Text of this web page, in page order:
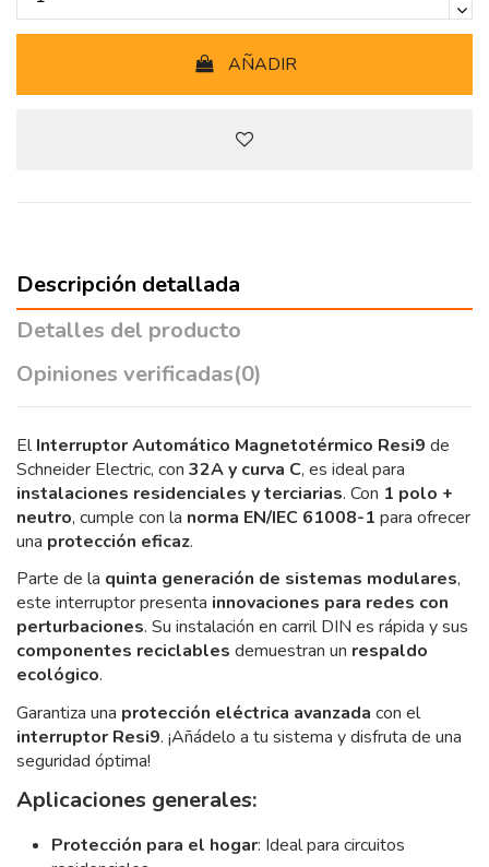
AÑADIR
Descripción detallada
Detalles del producto
Opiniones verificadas(0)
ElInterruptor Automático Magnetotérmico Resi9 de
Schneider Electric, con 32A y curva C, es ideal para
instalaciones residenciales y terciarias. Con 1 polo +
neutro, cumple con la norma EN/IEC 61008-1 para ofrecer
una protección eficaz.
Parte de la quinta generación de sistemas modulares,
este interruptor presenta innovaciones para redes con
perturbaciones. Su instalación en carril DIN es rápida y sus
componentes reciclables demuestran un respaldo
ecológico.
Garantiza una protección eléctrica avanzada con el
interruptor Resi9. ¡Añádelo a tu sistema y disfruta de una
seguridad óptima!
Aplicaciones generales:
Protección para el hogar: Ideal para circuitos